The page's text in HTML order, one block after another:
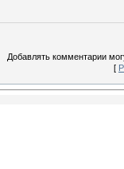
Добавлять комментарии
[